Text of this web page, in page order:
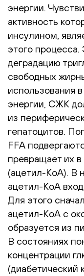
энергии.
активность
инсулином,
этого
деградацию
свободных
использования
энергии, СЖК
из
гепатоцитов.
FFA
превращает их
(ацетил-КоА). В
ацетил-КоА
Для этого
ацетил-КоА с
образуется из
В состояниях
концентрации
(диабетический